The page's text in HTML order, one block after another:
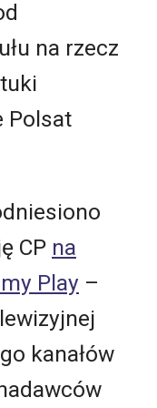
na rzecz
Polsat
CP na
Play –
kanałów